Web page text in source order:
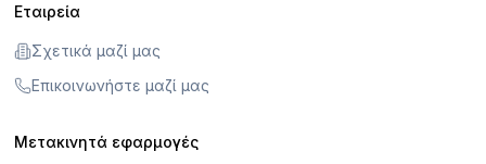
Εταιρεία
Σχετικά μαζί μας
Επικοινωνήστε μαζί μας
Μετακινητά εφαρμογές